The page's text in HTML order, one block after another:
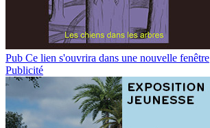
Pub Ce lien s'ouvrira dans une nouvelle fenêtre
Publicité